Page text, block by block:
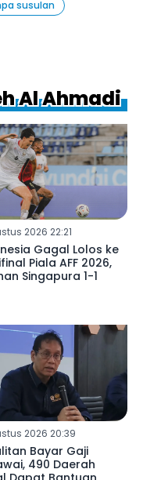
susulan
Al Ahmadi
2026 22:21
Gagal Lolos ke
Piala AFF 2026,
Singapura 1-1
2026 20:39
Bayar Gaji
490 Daerah